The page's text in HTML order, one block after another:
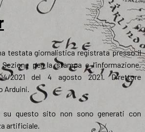
testata giornalistica registrata presso il
per la stampa e l’informazione,
2021 del 4 agosto 2021. Direttore
Arduini.
su questo sito non sono generati con
artificiale.